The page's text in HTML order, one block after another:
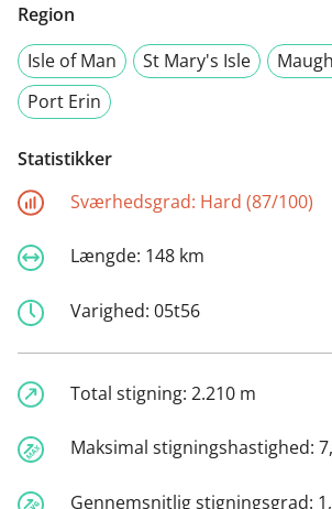
Region
Isle of Man
St Mary's Isle
Port Erin
Statistikker
Sværhedsgrad: Hard (87/100)
Længde: 148 km
Varighed: 05t56
Total stigning: 2.210 m
Maksimal stigningshastighed:
Gennemsnitlig stigningsgrad: